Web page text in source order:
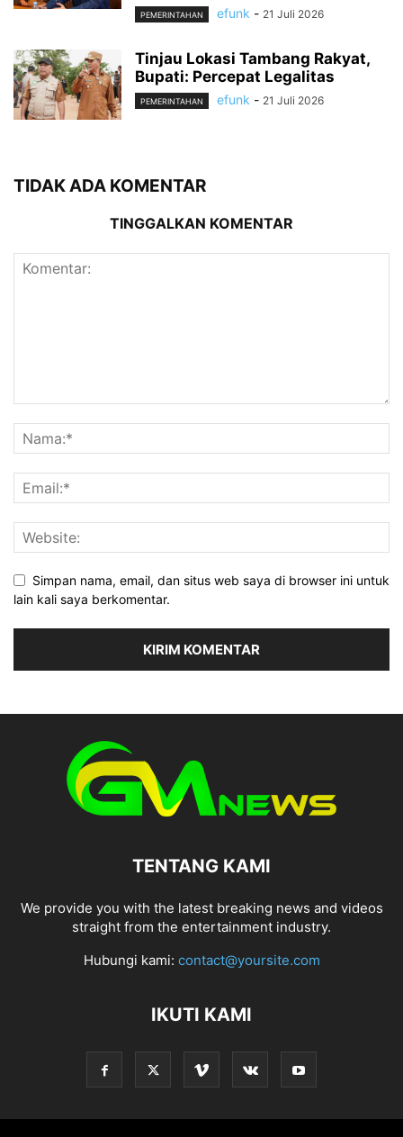
PEMERINTAHAN efunk - 21 Juli 2026
Tinjau Lokasi Tambang Rakyat,
Bupati: Percepat Legalitas
PEMERINTAHAN efunk - 21 Juli 2026
TIDAK ADA KOMENTAR
TINGGALKAN KOMENTAR
Simpan nama, email, dan situs web saya di browser ini untuk
lain kali saya berkomentar.
TENTANG KAMI
We provide you with the latest breaking news and videos
straight from the entertainment industry.
Hubungi kami: contact@yoursite.com
IKUTI KAMI